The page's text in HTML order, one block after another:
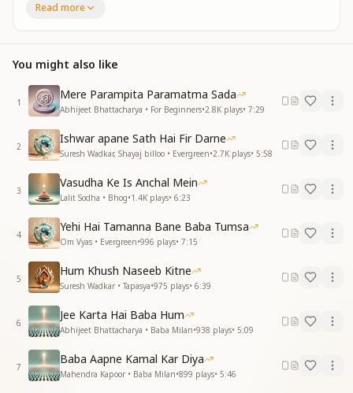
मिलन की ये मस्तियां कहती ये अंखियां
तुम हो मेरी दुनिया
दिल जमी पे स्नेह बरसाई कर दी है हरियाली
हो कर दी है हरियाली
आई बहारे झूम झूम के खुशियां देने वाली
हो खुशियां देने वाली
कितनी हसीन घडिया कह रही ये वादिया
तुम हो बाबा दिल की धड़कन गाती जिंदगानिया
तुम हो मेरी दुनिया
एक ही तमन्ना बाबा तुमसा बनना ही है
आ तुमसा बनना ही है
तेरी मुहब्बत का सेहरा हो सिरपे ये कसम खाई है
आ ये कसम खाई है
तुम हो प्यार का सागर हम है तुम्हारी नदिया
तुम हो बाबा दिल की धड़कन
गाती जिंदगानीया
तुम हो मेरी दुनिया तुम हो मेरा अंशिया
तुम हो बाबा दिल की धड़कन
गाती जिंदगानीया
तुम हो मेरी दुनिया
_______
Read more
You might also like
1
Mere Parampita Paramatma Sada
Abhijeet Bhattacharya • For Beginners•2.8K plays• 7:29
2
Ishwar apane Sath Hai Fir Darne
Suresh Wadkar, Shayaj billoo • Evergreen•2.7K plays• 5:58
3
Vasudha Ke Is Anchal Mein
Lalit Sodha • Bhog•1.4K plays• 6:23
4
Yehi Hai Tamanna Bane Baba Tumsa
Om Vyas • Evergreen•996 plays• 7:15
5
Hum Khush Naseeb Kitne
Suresh Wadkar • Tapasya•975 plays• 6:39
6
Jee Karta Hai Baba Hum
Abhijeet Bhattacharya • Baba Milan•938 plays• 5:09
7
Baba Aapne Kamal Kar Diya
Mahendra Kapoor • Baba Milan•899 plays• 5:46